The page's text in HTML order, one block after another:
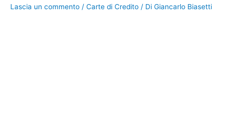
Lascia un commento / Carte di Credito / Di Giancarlo Biasetti